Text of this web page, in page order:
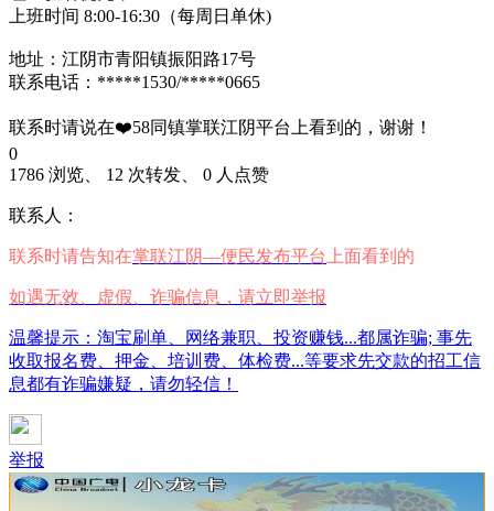
上班时间 8:00-16:30（每周日单休)
地址：江阴市青阳镇振阳路17号
联系电话：*****1530/*****0665
联系时请说在❤️58同镇掌联江阴平台上看到的，谢谢！
0
1786 浏览、 12 次转发、 0 人点赞
联系人：
联系时请告知在掌联江阴—便民发布平台 上面看到的
如遇无效、虚假、诈骗信息，请立即举报
温馨提示：淘宝刷单、网络兼职、投资赚钱...都属诈骗; 事先
收取报名费、押金、培训费、体检费...等要求先交款的招工信
息都有诈骗嫌疑，请勿轻信！
举报